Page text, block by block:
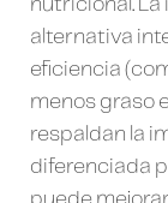
nutricional.
alternativa
eficiencia
menos graso
respaldan la
diferenciada